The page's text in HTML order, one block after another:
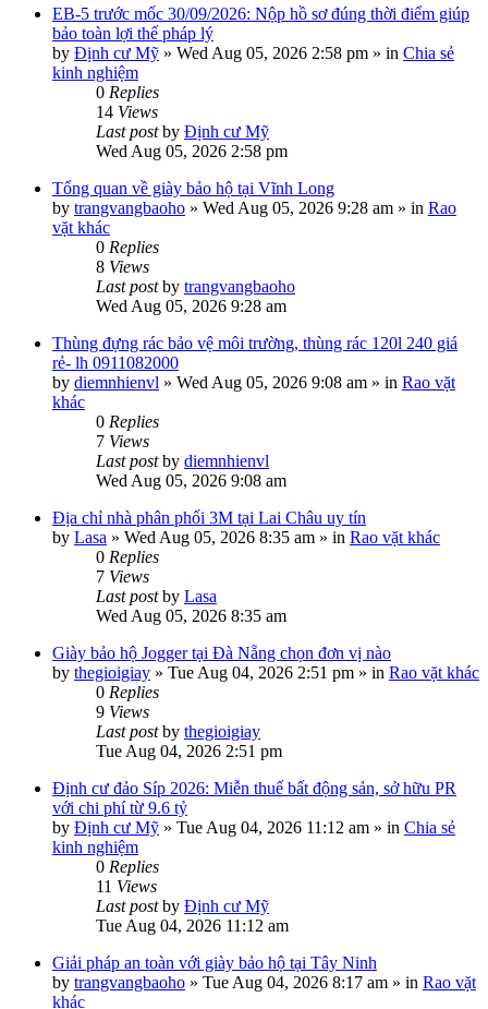
EB-5 trước mốc 30/09/2026: Nộp hồ sơ đúng thời điểm giúp
bảo toàn lợi thế pháp lý
by Định cư Mỹ » Wed Aug 05, 2026 2:58 pm » in Chia sẻ
kinh nghiệm
0 Replies
14 Views
Last postby Định cư Mỹ
Wed Aug 05, 2026 2:58 pm
Tổng quan về giày bảo hộ tại Vĩnh Long
by trangvangbaoho » Wed Aug 05, 2026 9:28 am » in Rao
vặt khác
0 Replies
8 Views
Last postby trangvangbaoho
Wed Aug 05, 2026 9:28 am
Thùng đựng rác bảo vệ môi trường, thùng rác 120l 240 giá
rẻ- lh 0911082000
by diemnhienvl » Wed Aug 05, 2026 9:08 am » in Rao vặt
khác
0 Replies
7 Views
Last postby diemnhienvl
Wed Aug 05, 2026 9:08 am
Địa chỉ nhà phân phối 3M tại Lai Châu uy tín
by Lasa » Wed Aug 05, 2026 8:35 am » in Rao vặt khác
0 Replies
7 Views
Last postby Lasa
Wed Aug 05, 2026 8:35 am
Giày bảo hộ Jogger tại Đà Nẵng chọn đơn vị nào
by thegioigiay » Tue Aug 04, 2026 2:51 pm » in Rao vặt khác
0 Replies
9 Views
Last postby thegioigiay
Tue Aug 04, 2026 2:51 pm
Định cư đảo Síp 2026: Miễn thuế bất động sản, sở hữu PR
với chi phí từ 9.6 tỷ
by Định cư Mỹ » Tue Aug 04, 2026 11:12 am » in Chia sẻ
kinh nghiệm
0 Replies
11 Views
Last postby Định cư Mỹ
Tue Aug 04, 2026 11:12 am
Giải pháp an toàn với giày bảo hộ tại Tây Ninh
by trangvangbaoho » Tue Aug 04, 2026 8:17 am » in Rao vặt
khác